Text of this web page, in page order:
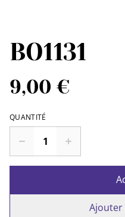
BO1131
9,00 €
QUANTITÉ
Ajouter